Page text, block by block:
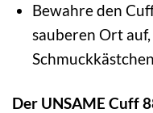
Bewahre den
sauberen Ort
Der UNSAME Cuff